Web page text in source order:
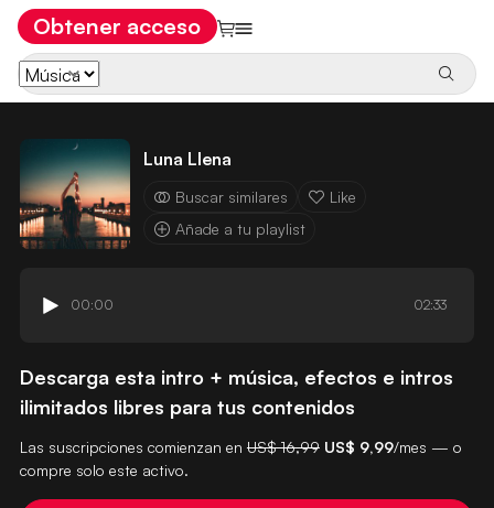
Obtener acceso
Luna Llena
Buscar similares
Like
Añade a tu playlist
00:00 02:33
Descarga esta intro + música, efectos e intros
ilimitados libres para tus contenidos
Las suscripciones comienzan en US$ 16,99 US$ 9,99/mes — o
compre solo este activo.